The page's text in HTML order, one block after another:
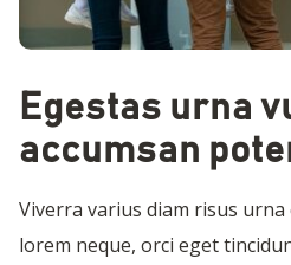
Egestas urna
accumsan
Viverra varius diam risus
lorem neque, orci eget